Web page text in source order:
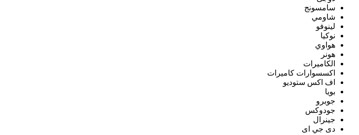
سامسونج
شاومي
لينوفو
نوكيا
هواوي
هونر
الكاميرات
اكسسوارات كاميرات
اف اكس ستوديو
بويا
جوبرو
جودوكس
جينرال
دى جي اى